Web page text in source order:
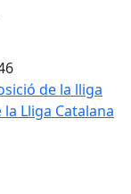
de la lliga